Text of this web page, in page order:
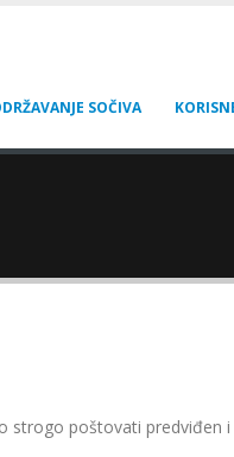
SOČIVA
poštovati predviđen